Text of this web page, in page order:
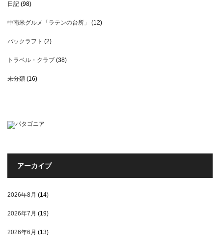
日記 (98)
中南米グルメ「ラテンの台所」 (12)
パックラフト (2)
トラベル・クラブ (38)
未分類 (16)
アーカイブ
2026年8月 (14)
2026年7月 (19)
2026年6月 (13)